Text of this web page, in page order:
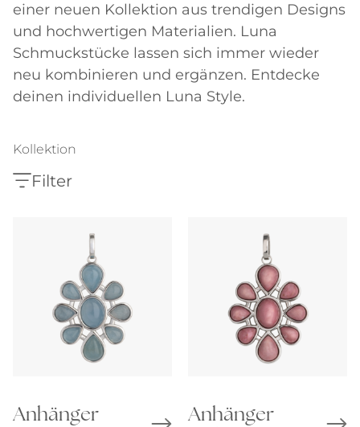
einer neuen Kollektion aus trendigen Designs
und hochwertigen Materialien. Luna
Schmuckstücke lassen sich immer wieder
neu kombinieren und ergänzen. Entdecke
deinen individuellen Luna Style.
Kollektion
Filter
Anhänger
Anhänger